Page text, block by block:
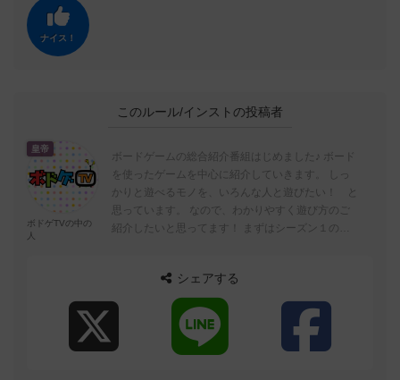
ナイス！
このルール/インストの投稿者
皇帝
ボドゲTVの中の
人
ボードゲームの総合紹介番組はじめました♪ ボード
を使ったゲームを中心に紹介していきます。 しっ
かりと遊べるモノを、いろんな人と遊びたい！ と
思っています。 なので、わかりやすく遊び方のご
紹介したいと思ってます！ まずはシーズン１の全
シェアする